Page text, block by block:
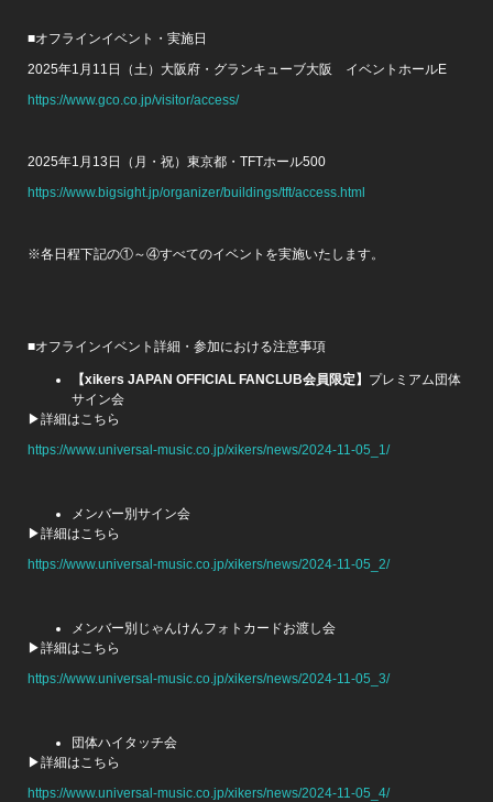
■オフラインイベント・実施日
2025年1月11日（土）大阪府・グランキューブ大阪 イベントホールE
https://www.gco.co.jp/visitor/access/
2025年1月13日（月・祝）東京都・TFTホール500
https://www.bigsight.jp/organizer/buildings/tft/access.html
※各日程下記の①～④すべてのイベントを実施いたします。
■オフラインイベント詳細・参加における注意事項
【xikers JAPAN OFFICIAL FANCLUB会員限定】 プレミアム団体
サイン会
▶詳細はこちら
https://www.universal-music.co.jp/xikers/news/2024-11-05_1/
メンバー別サイン会
▶詳細はこちら
https://www.universal-music.co.jp/xikers/news/2024-11-05_2/
メンバー別じゃんけんフォトカードお渡し会
▶詳細はこちら
https://www.universal-music.co.jp/xikers/news/2024-11-05_3/
団体ハイタッチ会
▶詳細はこちら
https://www.universal-music.co.jp/xikers/news/2024-11-05_4/